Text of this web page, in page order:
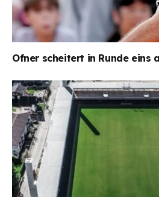
Ofner scheitert in Runde eins